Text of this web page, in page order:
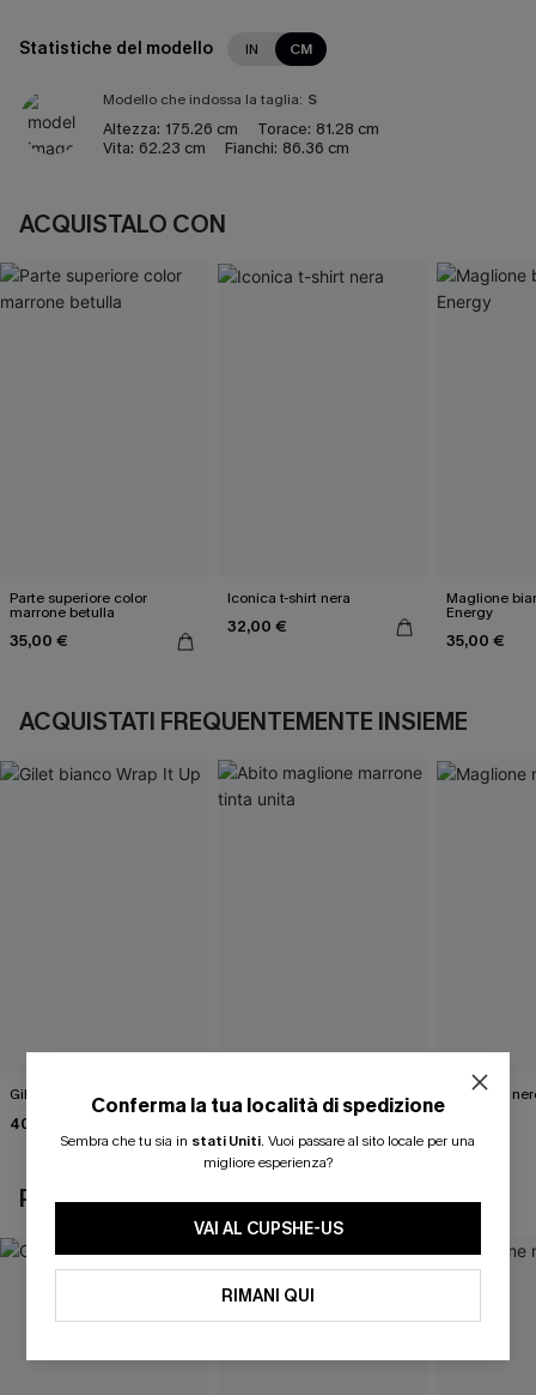
Statistiche del modello IN CM
Modello che indossa la taglia: S
Altezza: 175.26 cm Torace: 81.28 cm
Vita: 62.23 cm Fianchi: 86.36 cm
ACQUISTALO CON
Parte superiore color
marrone betulla
35,00 €
Iconica t-shirt nera
32,00 €
Maglione
Energy
35,00 €
ACQUISTATI FREQUENTEMENTE INSIEME
Gilet bianco Wrap It Up
40,00 €
Abito maglione marrone
tinta unita
46,00 €
Maglione
40,00 €
POTREBBE INTERESSARTI ANCHE
Conferma la tua località di spedizione
Sembra che tu sia in stati Uniti. Vuoi passare al sito locale per una
migliore esperienza?
VAI AL CUPSHE-US
RIMANI QUI